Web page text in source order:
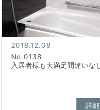
2018.12.08
No.0138
入居者様も大満足間違いな
詳